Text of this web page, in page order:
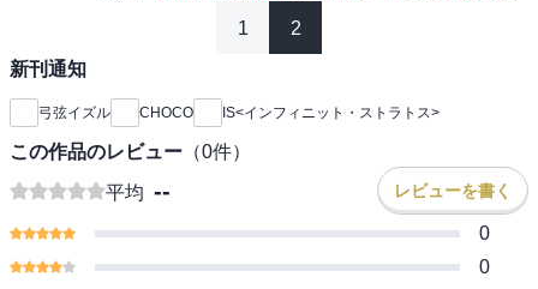
1 2
新刊通知
弓弦イズル CHOCO IS<インフィニット・ストラトス>
この作品のレビュー （0件）
平均 -- レビューを書く
0
0